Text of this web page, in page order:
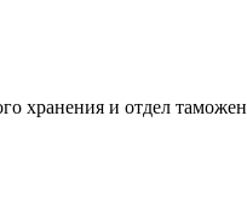
хранения и отдел